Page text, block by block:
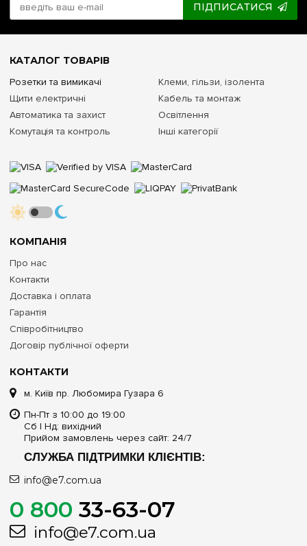
ПІДПИСАТИСЯ
КОНТАКТИ
м. Київ пр. Любомира Гузара 6
Пн-Пт з 10:00 до 19:00
Сб | Нд: вихідний
Прийом замовлень через сайт: 24/7
СЛУЖБА ПІДТРИМКИ КЛІЄНТІВ:
info@e7.com.ua
0 800 33-63-07
info@e7.com.ua
КОМПАНІЯ
Про нас
Контакти
Доставка і оплата
Гарантія
Співробітництво
Договір публічної оферти
КАТАЛОГ ТОВАРІВ
Розетки та вимикачі
Щити електричні
Автоматика та захист
Комутація та контроль
Клеми, гільзи, ізолента
Кабель та монтаж
Освітлення
Інші категорії